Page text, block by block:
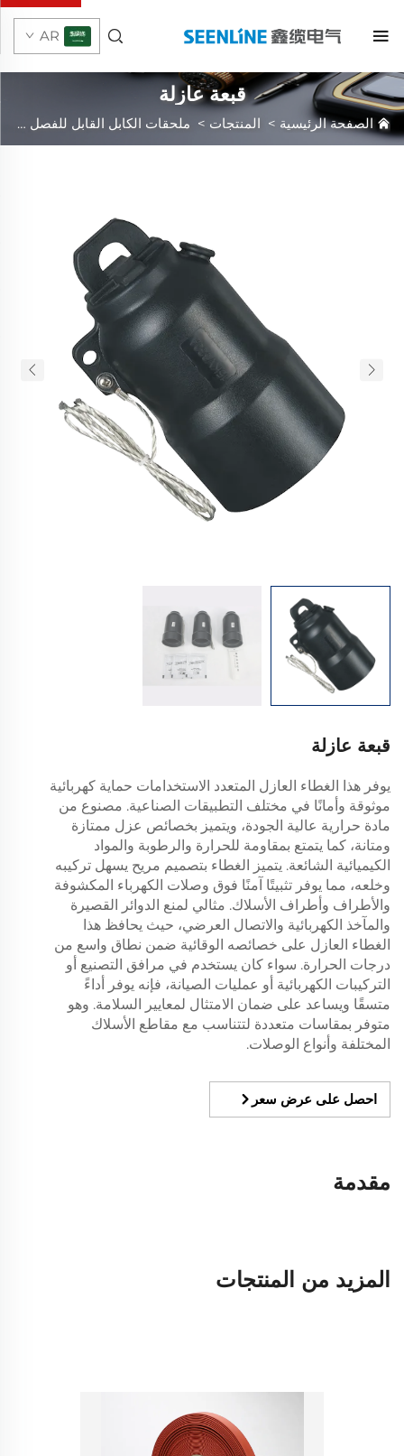
AR
قبعة عازلة
الصفحة الرئيسية > المنتجات > ملحقات الكابل القابل للفصل
قبعة عازلة
يوفر هذا الغطاء العازل المتعدد الاستخدامات حماية كهربائية
موثوقة وأمانًا في مختلف التطبيقات الصناعية. مصنوع من
مادة حرارية عالية الجودة، ويتميز بخصائص عزل ممتازة
ومتانة، كما يتمتع بمقاومة للحرارة والرطوبة والمواد
الكيميائية الشائعة. يتميز الغطاء بتصميم مريح يسهل تركيبه
وخلعه، مما يوفر تثبيتًا آمنًا فوق وصلات الكهرباء المكشوفة
والأطراف وأطراف الأسلاك. مثالي لمنع الدوائر القصيرة
والمآخذ الكهربائية والاتصال العرضي، حيث يحافظ هذا
الغطاء العازل على خصائصه الوقائية ضمن نطاق واسع من
درجات الحرارة. سواء كان يستخدم في مرافق التصنيع أو
التركيبات الكهربائية أو عمليات الصيانة، فإنه يوفر أداءً
متسقًا ويساعد على ضمان الامتثال لمعايير السلامة. وهو
متوفر بمقاسات متعددة لتتناسب مع مقاطع الأسلاك
المختلفة وأنواع الوصلات.
احصل على عرض سعر
مقدمة
المزيد من المنتجات